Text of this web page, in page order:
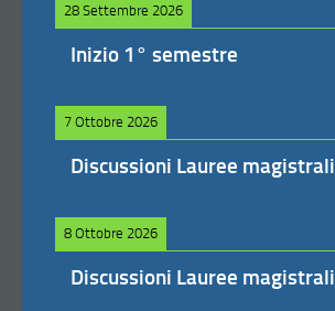
28 Settembre 2026
Inizio 1° semestre
7 Ottobre 2026
Discussioni Lauree magistrali
8 Ottobre 2026
Discussioni Lauree magistrali